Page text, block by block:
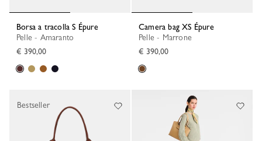
Borsa a tracolla S Épure
Pelle - Amaranto
€ 390,00
Camera bag XS Épure
Pelle - Marrone
€ 390,00
Bestseller